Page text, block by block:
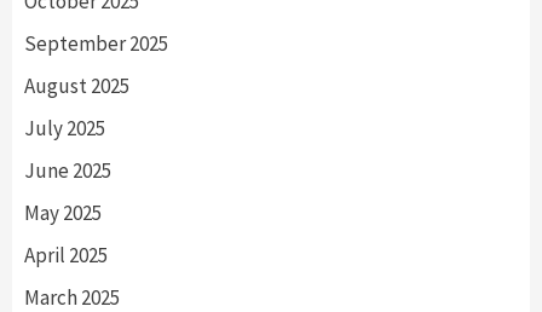
September 2025
August 2025
July 2025
June 2025
May 2025
April 2025
March 2025